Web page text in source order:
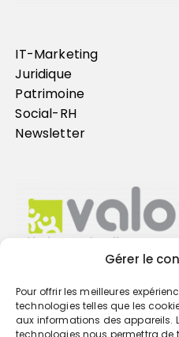
Gérer le
Pour offrir les meilleures
technologies telles que les
aux informations des appareils.
technologies nous permettra de
IT-Marketing
Juridique
Patrimoine
Social-RH
Newsletter
Trouvez